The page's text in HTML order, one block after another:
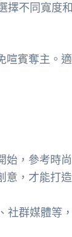
擇不同寬度
賓奪主。
，參考時
，才能打
社群媒體等